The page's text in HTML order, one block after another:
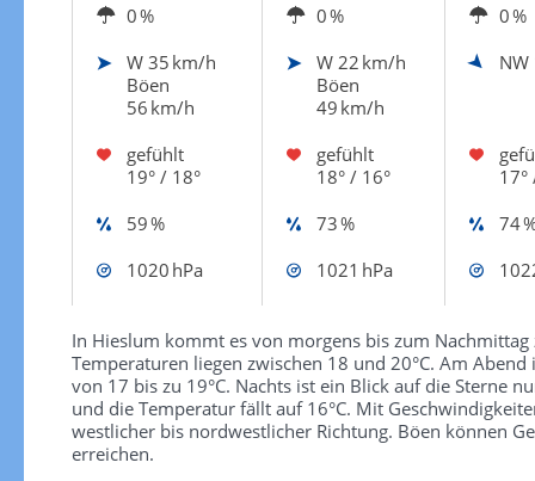
0 % 0 % 0 %
W 35 km/h
Böen
56 km/h
W 22 km/h
Böen
49 km/h
NW
gefühlt
19° / 18°
gefühlt
18° / 16°
17°
59 % 73 % 74
1020 hPa
1021 hPa
In Hieslum kommt es von morgens bis zum
Temperaturen liegen zwischen 18 und 20°C. Am
von 17 bis zu 19°C. Nachts ist ein Blick auf die Sterne
und die Temperatur fällt auf 16°C. Mit
westlicher bis nordwestlicher Richtung. Böen können
erreichen.